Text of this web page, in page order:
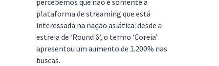
percebemos que não é somente a
plataforma de streaming que está
interessada na nação asiática: desde a
estreia de ‘Round 6’, o termo ‘Coreia’
apresentou um aumento de 1.200% nas
buscas.